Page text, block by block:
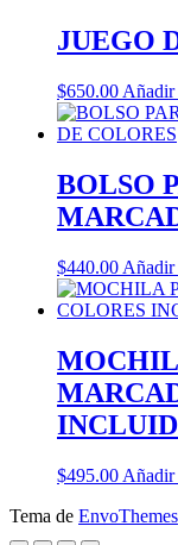
JUEGO
$650.00 Añadir
BOLSO
$440.00 Añadir
$495.00 Añadir
Tema de EnvoThemes